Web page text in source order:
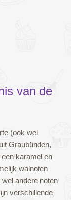
van de
(ook wel
Graubünden,
karamel en
walnoten
andere noten
verschillende